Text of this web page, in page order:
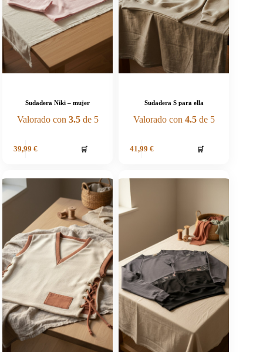
Sudadera Niki – mujer
Valorado con 3.5de 5
39,99 € 🛒
Sudadera S para ella
Valorado con 4.5de 5
41,99 € 🛒